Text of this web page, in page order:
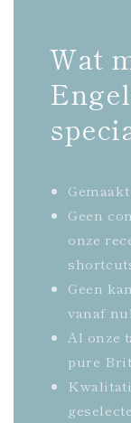
Wat
Geen
onze
Geen
vanaf
Al onze
pure